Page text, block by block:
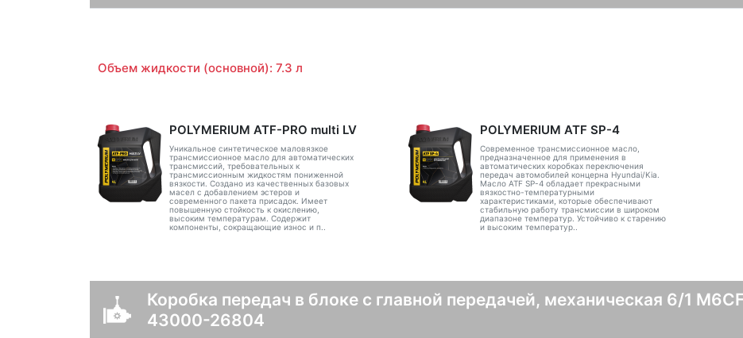
Объем жидкости (основной): 7.3 л
POLYMERIUM ATF-PRO multi LV
Уникальное синтетическое маловязкое
трансмиссионное масло для автоматических
трансмиссий, требовательных к
трансмиссионным жидкостям пониженной
вязкости. Создано из качественных базовых
масел с добавлением эстеров и
современного пакета присадок. Имеет
повышенную стойкость к окислению,
высоким температурам. Содержит
компоненты, сокращающие износ и п..
POLYMERIUM ATF SP-4
Современное трансмиссионное масло,
предназначенное для применения в
автоматических коробках переключения
передач автомобилей концерна Hyundai/Kia.
Масло ATF SP-4 обладает прекрасными
вязкостно-температурными
характеристиками, которые обеспечивают
стабильную работу трансмиссии в широком
диапазоне температур. Устойчиво к старению
и высоким температур..
Коробка передач в блоке с главной передачей, механическая 6/1
43000-26804